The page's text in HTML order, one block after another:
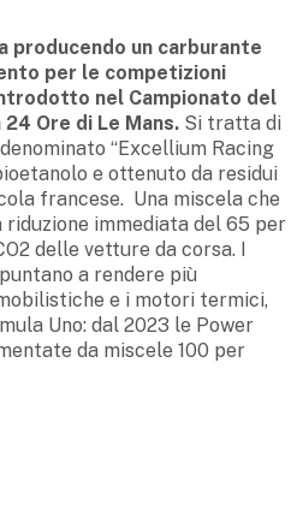
producendo un carburante
per le competizioni
nel Campionato del
Ore di Le Mans. Si tratta di
“Excellium Racing
e ottenuto da residui
francese. Una miscela che
immediata del 65 per
delle vetture da corsa. I
a rendere più
e i motori termici,
Uno: dal 2023 le Power
da miscele 100 per